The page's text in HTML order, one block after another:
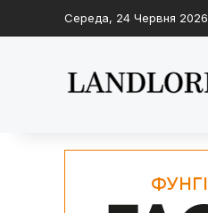
Середа, 24 Червня 2026